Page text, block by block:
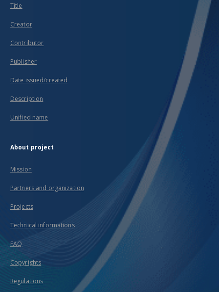
Title
Creator
Contributor
Publisher
Date issued/created
Description
Unified name
About project
Mission
Partners and organization
Projects
Technical informations
FAQ
Copyrights
Regulations